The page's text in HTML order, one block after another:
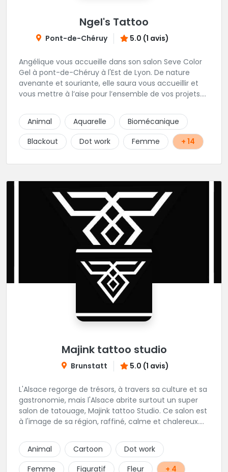
Ngel's Tattoo
Pont-de-Chéruy 5.0 (1 avis)
Angélique vous accueille dans son salon Seve Color
Gel à pont-de-Chéruy à l'Est de Lyon. De nature
avenante et souriante, elle saura vous accueillir et
vous mettre à l’aise pour l’ensemble de vos projets.
tatouages allant des calligraphies, motifs floraux au
réalisme.
Animal Aquarelle
Biomécanique
Blackout
Dot work Femme + 14
Majink tattoo studio
Brunstatt 5.0 (1 avis)
L'Alsace regorge de trésors, à travers sa culture et sa
gastronomie, mais l'Alsace abrite surtout un super
salon de tatouage, Majink tattoo Studio. Ce salon est
à l'image de sa région, raffiné, calme et chalereux.
découvrir son super shop !
Animal Cartoon
Dot work
Femme
Figuratif Fleur + 4